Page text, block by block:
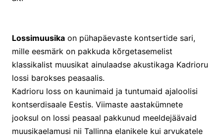
Lossimuusika on pühapäevaste kontsertide sari,
mille eesmärk on pakkuda kõrgetasemelist
klassikalist muusikat ainulaadse akustikaga Kadrioru
lossi barokses peasaalis.
Kadrioru loss on kaunimaid ja tuntumaid ajaloolisi
kontserdisaale Eestis. Viimaste aastakümnete
jooksul on lossi peasaal pakkunud meeldejäävaid
muusikaelamusi nii Tallinna elanikele kui arvukatele